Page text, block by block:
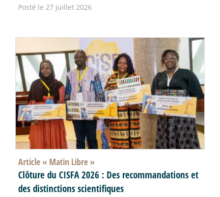
Posté le 27 juillet 2026
Article « Matin Libre »
Clôture du CISFA 2026 : Des recommandations et
des distinctions scientifiques